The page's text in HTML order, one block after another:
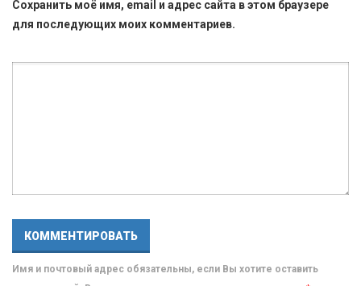
Сохранить моё имя, email и адрес сайта в этом браузере
для последующих моих комментариев.
Имя и почтовый адрес обязательны, если Вы хотите оставить